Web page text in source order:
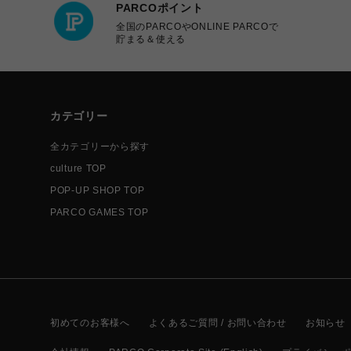
PARCOポイント
全国のPARCOやONLINE PARCOで
貯まる＆使える
カテゴリー
全カテゴリーから探す
culture TOP
POP-UP SHOP TOP
PARCO GAMES TOP
初めてのお客様へ よくあるご質問 / お問い合わせ お知らせ